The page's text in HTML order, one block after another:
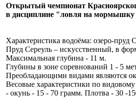
Открытый чемпионат
в дисциплине "ловля на мормышку
Характеристика водоёма: озеро-пруд
Пруд Сереуль – искусственный, в
Максимальная глубина - 11 м.
Глубины в зоне соревнований 1 - 5
Преобладающими видами являются
Весовые характеристики по
- окунь - 15 - 70 грамм. Плотва - 30 -